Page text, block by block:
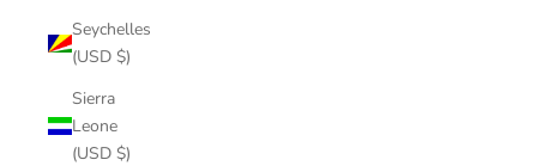
Seychelles
(USD $)
Sierra
Leone
(USD $)